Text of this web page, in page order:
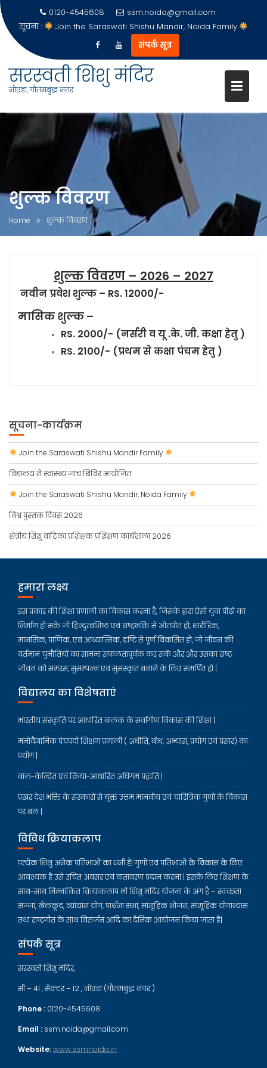
content
0120-4545608
ssm.noida@gmail.com
सूचना :
Join the Saraswati Shishu Mandir, Noida Family
संपर्क सूत्र
सरस्वती शिशु मंदिर
नोएडा, गौतमबुद्ध नगर
शुल्क विवरण
Home शुल्क विवरण
शुल्क विवरण – 2026 – 2027
नवीन प्रवेश शुल्क – RS. 12000/-
मासिक शुल्क –
RS. 2000/- (नर्सरी व यू .के. जी. कक्षा हेतु )
RS. 2100/- (प्रथम से कक्षा पंचम हेतु )
सूचना-कार्यक्रम
Join the Saraswati Shishu Mandir Family
विद्यालय में स्वास्थ्य जांच शिविर आयोजित
Join the Saraswati Shishu Mandir, Noida Family
विश्व पुस्तक दिवस 2026
क्षेत्रीय शिशु वाटिका प्रशिक्षक प्रशिक्षण कार्यशाला 2026
हमारा लक्ष्य
इस प्रकार की शिक्षा प्रणाली का विकास करना है, जिसके द्वारा ऐसी युवा पीढ़ी का
निर्माण हो सके जो हिन्दुत्वनिष्ठ एवं राष्ट्रभक्ति से ओतप्रोत हो, शारीरिक,
मानसिक, प्राणिक, एवं आध्यात्मिक, दृष्टि से पूर्ण विकसित हो, जो जीवन की
वर्तमान चुनौतियों का सामना सफलतापूर्वक कर सकें और और उसका राष्ट्र
जीवन को समरस, सुसम्पन्न एवं सुसंस्कृत बनाने के लिए समर्पित हो |
विद्यालय का विशेषताएं
भारतीय संस्कृति पर आधारित बालक के सर्वांगीण विकास की शिक्षा |
मनोवैज्ञानिक पंचपदी शिक्षण प्रणाली ( अधीति, बोध, अभ्यास, प्रयोग एवं प्रसार) का
प्रयोग |
बाल-केन्द्रित एवं क्रिया-आधारित अधिगम पद्धति |
प्रखर देश भक्ति के संस्कारों से युक्त उत्तम मानवीय एवं चारित्रिक गुणों के विकास
पर बल |
विविध क्रियाकलाप
प्रत्येक शिशु अनेक प्रतिभाओं का धनी है| गुणों एवं प्रतिभाओं के विकास के लिए
आवश्यक है उसे उचित अवसर एवं वातावरण प्रदान करना | इसके लिए शिक्षण के
साथ-साथ निम्नांकित क्रियाकलाप भी शिशु मंदिर योजना के अंग है – स्वच्छता
सज्जा, खेलकूद, व्यायाम योग, प्रार्थना सभा, सामूहिक भोजन, सामूहिक योगाभ्यास
तथा राष्ट्रगीत के साथ विसर्जन आदि का दैनिक आयोजन किया जाता है|
संपर्क सूत्र
सरस्वती शिशु मंदिर,
सी – 41 , सेक्टर – 12 , नोएडा (गौतमबुद्ध नगर )
Phone : 0120-4545608
Email : ssm.noida@gmail.com
Website:www.ssmnoida.in